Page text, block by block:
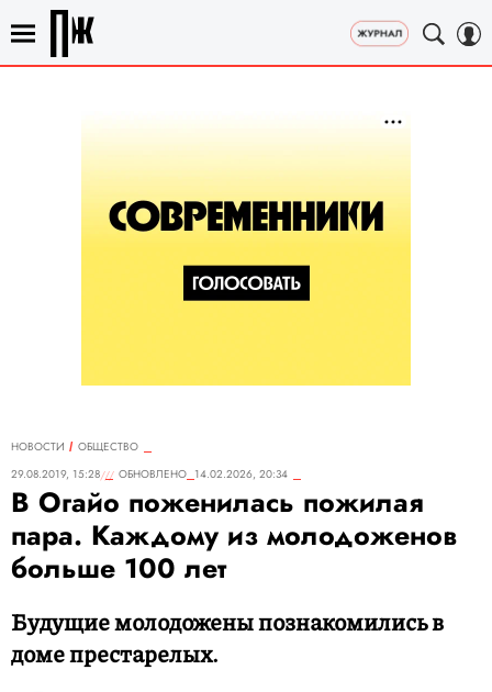
НОВОСТИ
ОБЩЕСТВО
29.08.2019, 15:28
ОБНОВЛЕНО 14.02.2026, 20:34
В Огайо поженилась пожилая
пара. Каждому из молодоженов
больше 100 лет
Будущие молодожены познакомились в
доме престарелых.